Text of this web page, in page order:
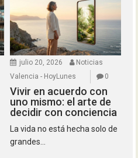
julio 20, 2026
Noticias
Valencia - HoyLunes
0
Vivir en acuerdo con
uno mismo: el arte de
decidir con conciencia
La vida no está hecha solo de
grandes...